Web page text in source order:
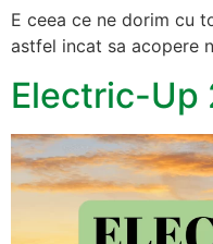
E ceea ce ne dorim cu
astfel incat sa acopere
Electric-Up